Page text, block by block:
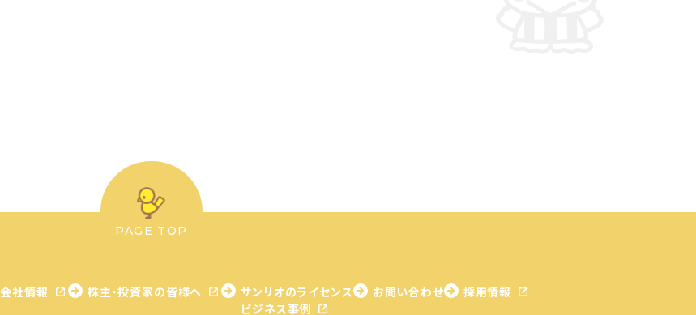
PAGE TOP
会社情報 株主・投資家の皆様へ
サンリオのライセンス
ビジネス事例
お問い合わせ 採用情報